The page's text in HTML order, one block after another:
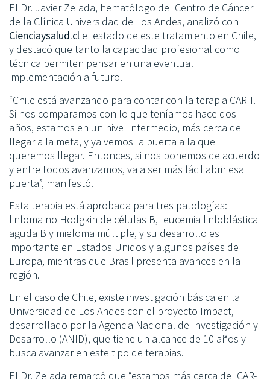
El Dr. Javier Zelada, hematólogo del Centro de Cáncer
de la Clínica Universidad de Los Andes, analizó con
Cienciaysalud.cl el estado de este tratamiento en Chile,
y destacó que tanto la capacidad profesional como
técnica permiten pensar en una eventual
implementación a futuro.
“Chile está avanzando para contar con la terapia CAR-T.
Si nos comparamos con lo que teníamos hace dos
años, estamos en un nivel intermedio, más cerca de
llegar a la meta, y ya vemos la puerta a la que
queremos llegar. Entonces, si nos ponemos de acuerdo
y entre todos avanzamos, va a ser más fácil abrir esa
puerta”, manifestó.
Esta terapia está aprobada para tres patologías:
linfoma no Hodgkin de células B, leucemia linfoblástica
aguda B y mieloma múltiple, y su desarrollo es
importante en Estados Unidos y algunos países de
Europa, mientras que Brasil presenta avances en la
región.
En el caso de Chile, existe investigación básica en la
Universidad de Los Andes con el proyecto Impact,
desarrollado por la Agencia Nacional de Investigación y
Desarrollo (ANID), que tiene un alcance de 10 años y
busca avanzar en este tipo de terapias.
El Dr. Zelada remarcó que “estamos más cerca del CAR-